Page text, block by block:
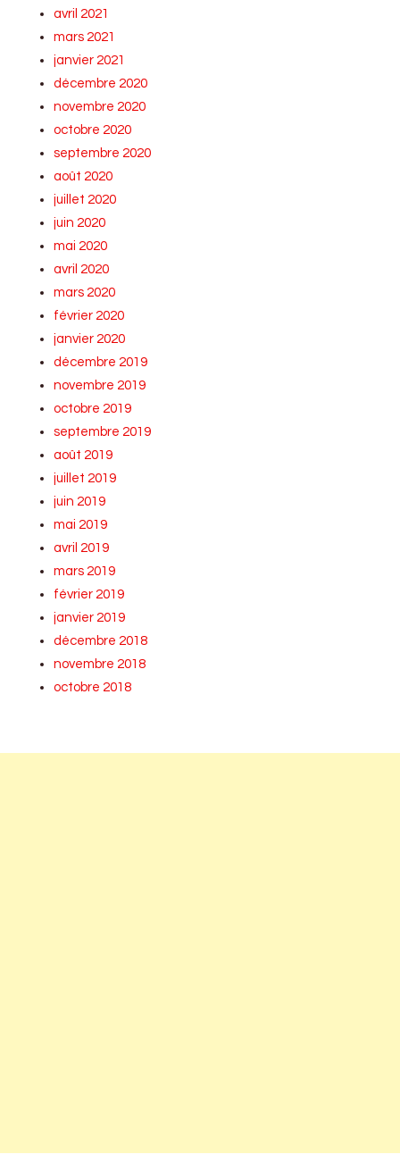
avril 2021
mars 2021
janvier 2021
décembre 2020
novembre 2020
octobre 2020
septembre 2020
août 2020
juillet 2020
juin 2020
mai 2020
avril 2020
mars 2020
février 2020
janvier 2020
décembre 2019
novembre 2019
octobre 2019
septembre 2019
août 2019
juillet 2019
juin 2019
mai 2019
avril 2019
mars 2019
février 2019
janvier 2019
décembre 2018
novembre 2018
octobre 2018